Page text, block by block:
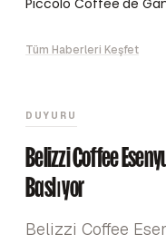
Piccolo Coffee'de
Tüm Haberleri Keşfet
DUYURU
Belizzi Coffee
Başlıyor
Belizzi Coffee